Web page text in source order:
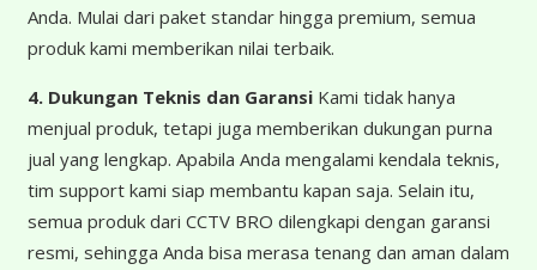
Anda. Mulai dari paket standar hingga premium, semua
produk kami memberikan nilai terbaik.
4. Dukungan Teknis dan GaransiKami tidak hanya
menjual produk, tetapi juga memberikan dukungan purna
jual yang lengkap. Apabila Anda mengalami kendala teknis,
tim support kami siap membantu kapan saja. Selain itu,
semua produk dari CCTV BRO dilengkapi dengan garansi
resmi, sehingga Anda bisa merasa tenang dan aman dalam